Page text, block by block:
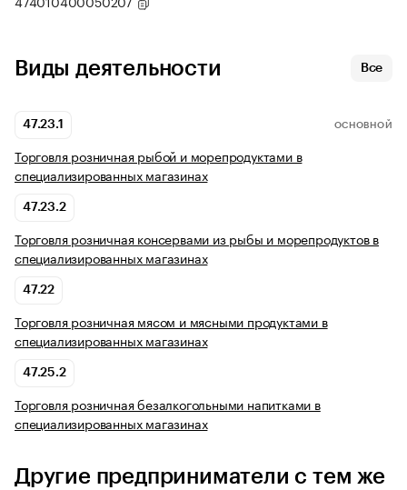
Виды деятельности Все
47.23.1 ОСНОВНОЙ
Торговля розничная рыбой и морепродуктами в
специализированных магазинах
47.23.2
Торговля розничная консервами из рыбы и морепродуктов в
специализированных магазинах
47.22
Торговля розничная мясом и мясными продуктами в
специализированных магазинах
47.25.2
Торговля розничная безалкогольными напитками в
специализированных магазинах
Другие предприниматели с тем же